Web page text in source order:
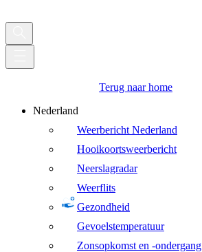
Terug naar home
Nederland
Weerbericht Nederland
Hooikoortsweerbericht
Neerslagradar
Weerflits
Gezondheid
Gevoelstemperatuur
Zonsopkomst en -ondergang